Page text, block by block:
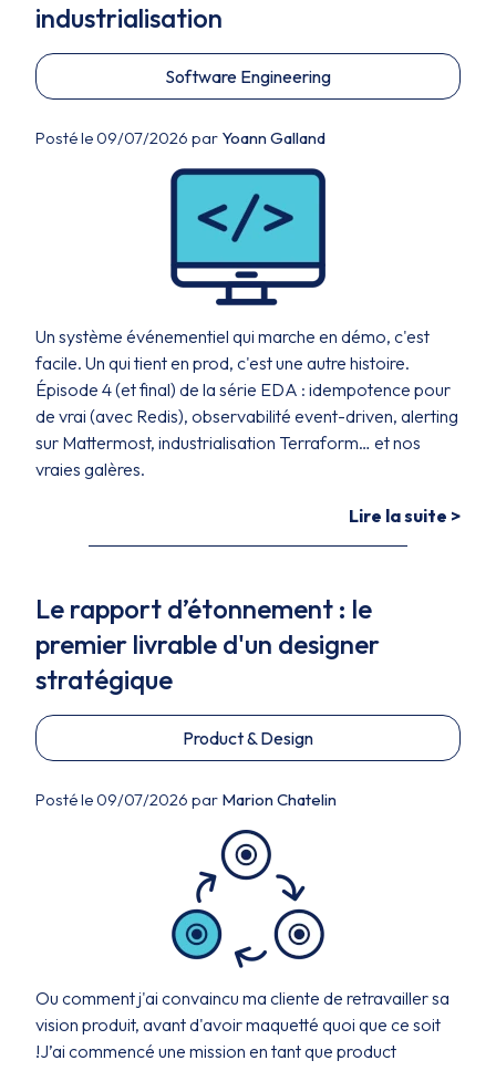
industrialisation
Software Engineering
Posté le 09/07/2026 par Yoann Galland
Un système événementiel qui marche en démo, c'est
facile. Un qui tient en prod, c'est une autre histoire.
Épisode 4 (et final) de la série EDA : idempotence pour
de vrai (avec Redis), observabilité event-driven, alerting
sur Mattermost, industrialisation Terraform… et nos
vraies galères.
Lire la suite >
Le rapport d’étonnement : le
premier livrable d'un designer
stratégique
Product & Design
Posté le 09/07/2026 par Marion Chatelin
Ou comment j'ai convaincu ma cliente de retravailler sa
vision produit, avant d'avoir maquetté quoi que ce soit
!J’ai commencé une mission en tant que product